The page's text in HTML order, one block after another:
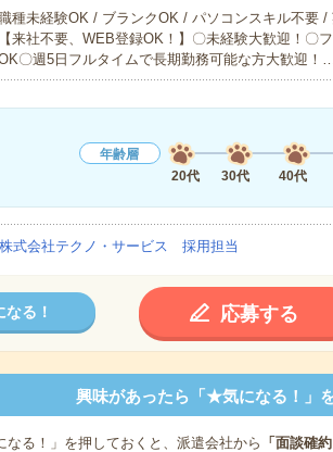
種未経験OK / ブランクOK / パソコンスキル不要 /
【来社不要、WEB登録OK！】〇未経験大歓迎！
〇週5日フルタイムで長期勤務可能な方大歓迎！
年齢層
20代
30代 40代
株式会社テクノ・サービス 採用担当
なる！ 応募する
興味があったら「★気になる！」
なる！」を押しておくと、派遣会社から 「面談確約